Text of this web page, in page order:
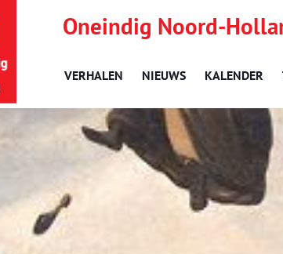
Oneindig Noord-
VERHALEN NIEUWS KALENDER